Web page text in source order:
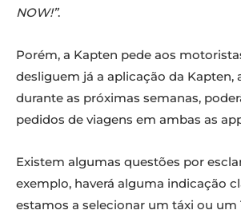
NOW!”.
Porém, a Kapten pede aos
desliguem já a aplicação da Kapten,
durante as próximas semanas,
pedidos de viagens em ambas as
Existem algumas questões por
exemplo, haverá alguma indicação
estamos a selecionar um táxi ou um